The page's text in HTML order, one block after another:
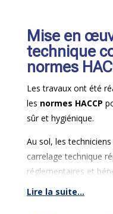
zones de préparation.
Mise en
technique
normes
Les travaux ont été
les normes HACCP
sûr et hygiénique.
Au sol, les
carrelage technique
réglementaires et
adapté au trafic et au
Lire la suite...